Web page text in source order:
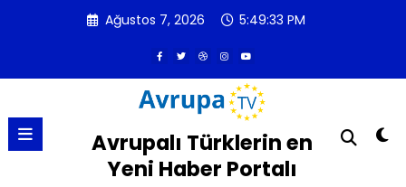
Ağustos 7, 2026 5:49:33 PM
Avrupalı Türklerin en
Yeni Haber Portalı